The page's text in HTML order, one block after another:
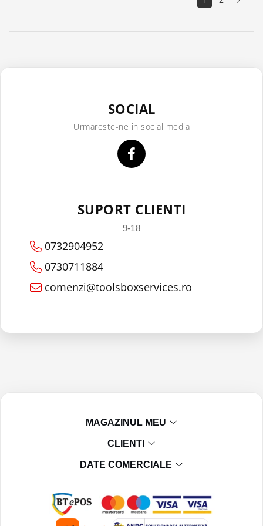
SOCIAL
Urmareste-ne in social media
SUPORT CLIENTI
9-18
0732904952
0730711884
comenzi@toolsboxservices.ro
MAGAZINUL MEU
CLIENTI
DATE COMERCIALE